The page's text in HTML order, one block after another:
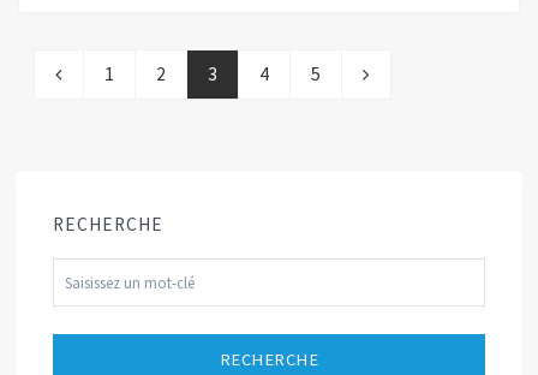
1 2 3 4 5
RECHERCHE
RECHERCHE